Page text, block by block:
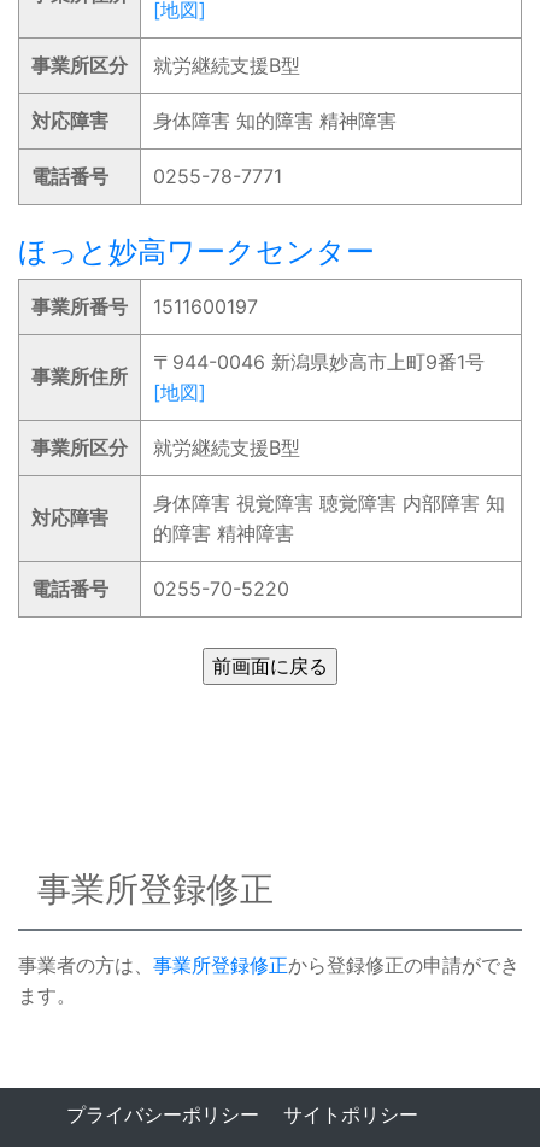
[地図]
事業所区分 就労継続支援B型
対応障害 身体障害 知的障害 精神障害
電話番号 0255-78-7771
ほっと妙高ワークセンター
事業所番号 1511600197
事業所住所
〒944-0046 新潟県妙高市上町9番1号
[地図]
事業所区分 就労継続支援B型
対応障害
身体障害 視覚障害 聴覚障害 内部障害 知
的障害 精神障害
電話番号 0255-70-5220
事業所登録修正
事業者の方は、 事業所登録修正から登録修正の申請ができ
ます。
プライバシーポリシー サイトポリシー